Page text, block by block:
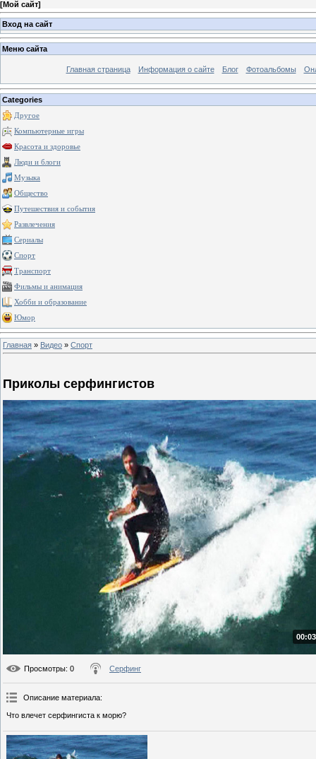
[Мой сайт]
Вход на сайт
Меню сайта
Главная страница Информация о сайте Блог Фотоальбомы
Categories
Другое
Компьютерные игры
Красота и здоровье
Люди и блоги
Музыка
Общество
Путешествия и события
Развлечения
Сериалы
Спорт
Транспорт
Фильмы и анимация
Хобби и образование
Юмор
Главная » Видео » Спорт
Приколы серфингистов
Просмотры: 0 Серфинг
Описание материала:
Что влечет серфингиста к морю?